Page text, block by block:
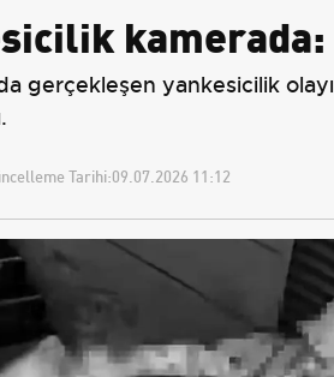
gerçekleşen yankesicilik
Tarihi:09.07.2026 11:12